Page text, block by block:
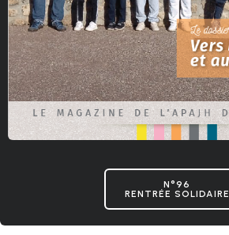
N°96
RENTRÉE SOLIDAIRE